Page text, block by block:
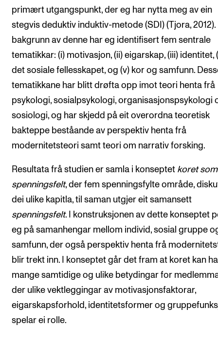
primært utgangspunkt, der eg har nytta meg av ein
stegvis deduktiv induktiv-metode (SDI) (Tjora, 2012).
bakgrunn av denne har eg identifisert fem sentrale
tematikkar: (i) motivasjon, (ii) eigarskap, (iii) identitet,
det sosiale fellesskapet, og (v) kor og samfunn.
tematikkane har blitt drøfta opp imot teori henta frå
psykologi, sosialpsykologi, organisasjonspsykologi
sosiologi, og har skjedd på eit overordna teoretisk
bakteppe beståande av perspektiv henta frå
modernitetsteori samt teori om narrativ forsking.
Resultata frå studien er samla i konseptet koret som
spenningsfelt, der fem spenningsfylte område,
dei ulike kapitla, til saman utgjer eit samansett
spenningsfelt. I konstruksjonen av dette konseptet
eg på samanhengar mellom individ, sosial gruppe
samfunn, der også perspektiv henta frå
blir trekt inn. I konseptet går det fram at koret kan ha
mange samtidige og ulike betydingar for
der ulike vektleggingar av motivasjonsfaktorar,
eigarskapsforhold, identitetsformer og
spelar ei rolle.